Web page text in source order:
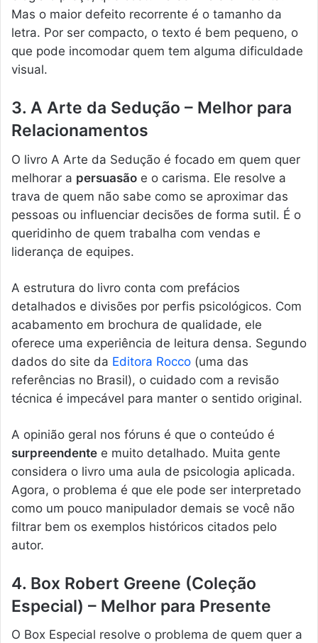
Mas o maior defeito recorrente é o tamanho da
letra. Por ser compacto, o texto é bem pequeno, o
que pode incomodar quem tem alguma dificuldade
visual.
3. A Arte da Sedução – Melhor para
Relacionamentos
O livro A Arte da Sedução é focado em quem quer
melhorar a persuasão e o carisma. Ele resolve a
trava de quem não sabe como se aproximar das
pessoas ou influenciar decisões de forma sutil. É o
queridinho de quem trabalha com vendas e
liderança de equipes.
A estrutura do livro conta com prefácios
detalhados e divisões por perfis psicológicos. Com
acabamento em brochura de qualidade, ele
oferece uma experiência de leitura densa. Segundo
dados do site da Editora Rocco (uma das
referências no Brasil), o cuidado com a revisão
técnica é impecável para manter o sentido original.
A opinião geral nos fóruns é que o conteúdo é
surpreendente e muito detalhado. Muita gente
considera o livro uma aula de psicologia aplicada.
Agora, o problema é que ele pode ser interpretado
como um pouco manipulador demais se você não
filtrar bem os exemplos históricos citados pelo
autor.
4. Box Robert Greene (Coleção
Especial) – Melhor para Presente
O Box Especial resolve o problema de quem quer a